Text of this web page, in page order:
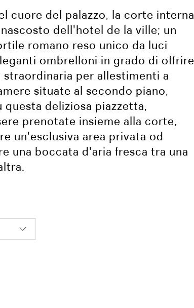
cuore del palazzo, la corte interna
dell'hotel de la ville; un
romano reso unico da luci
ombrelloni in grado di offrire
straordinaria per allestimenti a
situate al secondo piano,
questa deliziosa piazzetta,
prenotate insieme alla corte,
un'esclusiva area privata od
una boccata d'aria fresca tra una